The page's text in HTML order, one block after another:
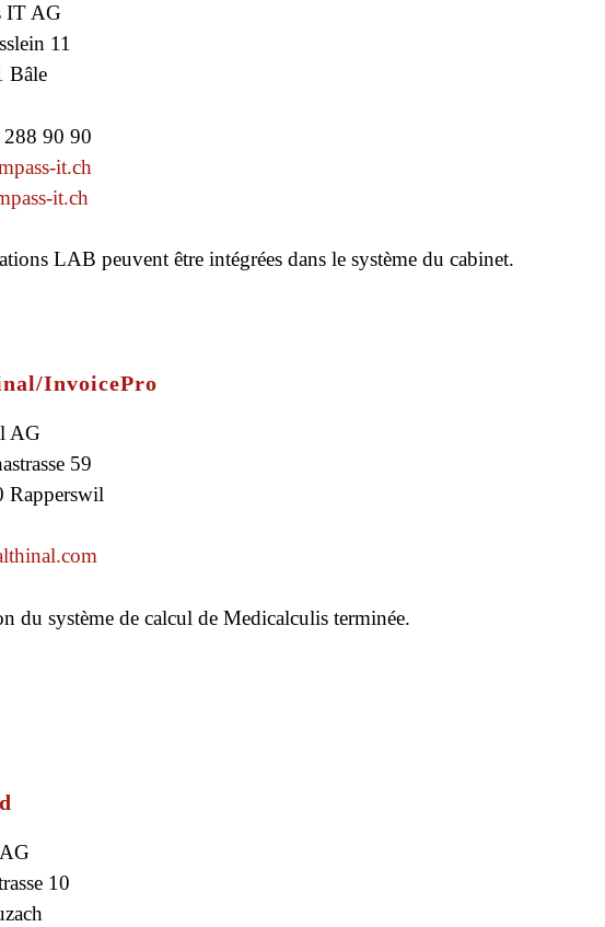
IT AG
11
Bâle
90 90
it.ch
it.ch
LAB peuvent être intégrées dans le système du cabinet.
InvoicePro
AG
59
Rapperswil
du système de calcul de Medicalculis terminée.
10